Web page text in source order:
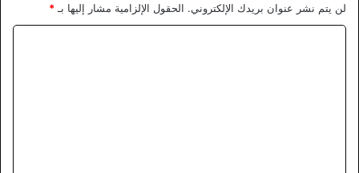
لن يتم نشر عنوان بريدك الإلكتروني. الحقول الإلزامية مشار إليها بـ *